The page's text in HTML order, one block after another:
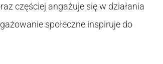
częściej angażuje się w działania
społeczne inspiruje do